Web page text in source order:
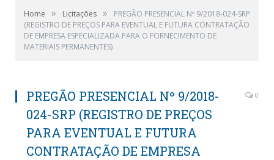
Home » Licitações »
PREGÃO PRESENCIAL Nº 9/2018-024-SRP
(REGISTRO DE PREÇOS PARA EVENTUAL E FUTURA CONTRATAÇÃO
DE EMPRESA ESPECIALIZADA PARA O FORNECIMENTO DE
MATERIAIS PERMANENTES)
PREGÃO PRESENCIAL Nº 9/2018-
024-SRP (REGISTRO DE PREÇOS
PARA EVENTUAL E FUTURA
CONTRATAÇÃO DE EMPRESA
0